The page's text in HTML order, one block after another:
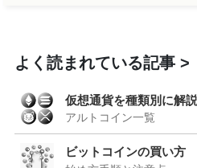
よく読まれている記事
仮想通貨を種類別に解説
アルトコイン一覧
ビットコインの買い方